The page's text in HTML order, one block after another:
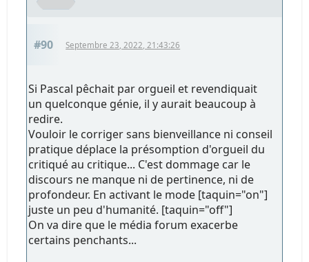
#90 Septembre 23, 2022, 21:43:26
Si Pascal pêchait par orgueil et revendiquait
un quelconque génie, il y aurait beaucoup à
redire.
Vouloir le corriger sans bienveillance ni conseil
pratique déplace la présomption d'orgueil du
critiqué au critique... C'est dommage car le
discours ne manque ni de pertinence, ni de
profondeur. En activant le mode [taquin="on"]
juste un peu d'humanité. [taquin="off"]
On va dire que le média forum exacerbe
certains penchants...